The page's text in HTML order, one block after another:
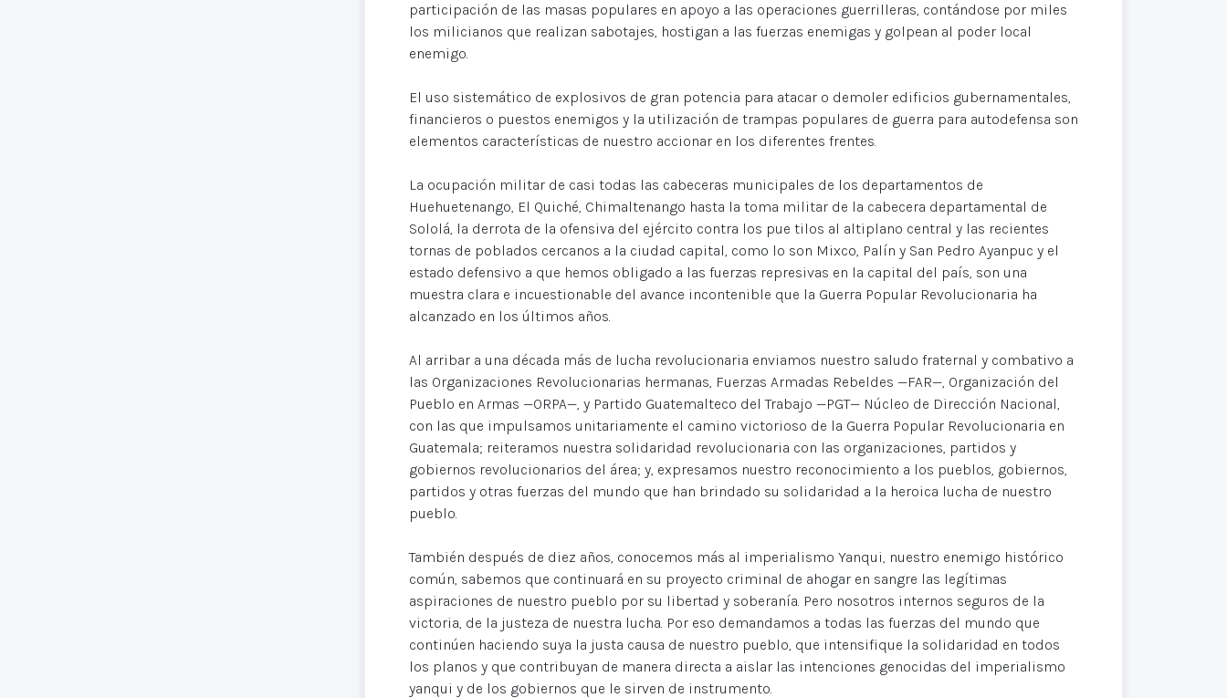
participación de las masas populares en apoyo a las operaciones guerrilleras, contándose por miles
los milicianos que realizan sabotajes, hostigan a las fuerzas enemigas y golpean al poder local
enemigo.
El uso sistemático de explosivos de gran potencia para atacar o demoler edificios gubernamentales,
financieros o puestos enemigos y la utilización de trampas populares de guerra para autodefensa son
elementos características de nuestro accionar en los diferentes frentes.
La ocupación militar de casi todas las cabeceras municipales de los departamentos de
Huehuetenango, El Quiché, Chimaltenango hasta la toma militar de la cabecera departamental de
Sololá, la derrota de la ofensiva del ejército contra los pue tilos al altiplano central y las recientes
tornas de poblados cercanos a la ciudad capital, como lo son Mixco, Palín y San Pedro Ayanpuc y el
estado defensivo a que hemos obligado a las fuerzas represivas en la capital del país, son una
muestra clara e incuestionable del avance incontenible que la Guerra Popular Revolucionaria ha
alcanzado en los últimos años.
Al arribar a una década más de lucha revolucionaria enviamos nuestro saludo fraternal y combativo a
las Organizaciones Revolucionarias hermanas, Fuerzas Armadas Rebeldes —FAR—, Organización del
Pueblo en Armas —ORPA—, y Partido Guatemalteco del Trabajo —PGT— Núcleo de Dirección Nacional,
con las que impulsamos unitariamente el camino victorioso de la Guerra Popular Revolucionaria en
Guatemala; reiteramos nuestra solidaridad revolucionaria con las organizaciones, partidos y
gobiernos revolucionarios del área; y, expresamos nuestro reconocimiento a los pueblos, gobiernos,
partidos y otras fuerzas del mundo que han brindado su solidaridad a la heroica lucha de nuestro
pueblo.
También después de diez años, conocemos más al imperialismo Yanqui, nuestro enemigo histórico
común, sabemos que continuará en su proyecto criminal de ahogar en sangre las legítimas
aspiraciones de nuestro pueblo por su libertad y soberanía. Pero nosotros internos seguros de la
victoria, de la justeza de nuestra lucha. Por eso demandamos a todas las fuerzas del mundo que
continúen haciendo suya la justa causa de nuestro pueblo, que intensifique la solidaridad en todos
los planos y que contribuyan de manera directa a aislar las intenciones genocidas del imperialismo
yanqui y de los gobiernos que le sirven de instrumento.